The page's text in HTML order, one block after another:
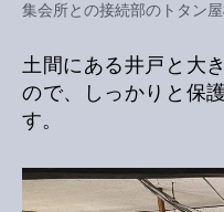
集会所との接続部のトタン
土間にある井戸と大
ので、しっかりと保
す。